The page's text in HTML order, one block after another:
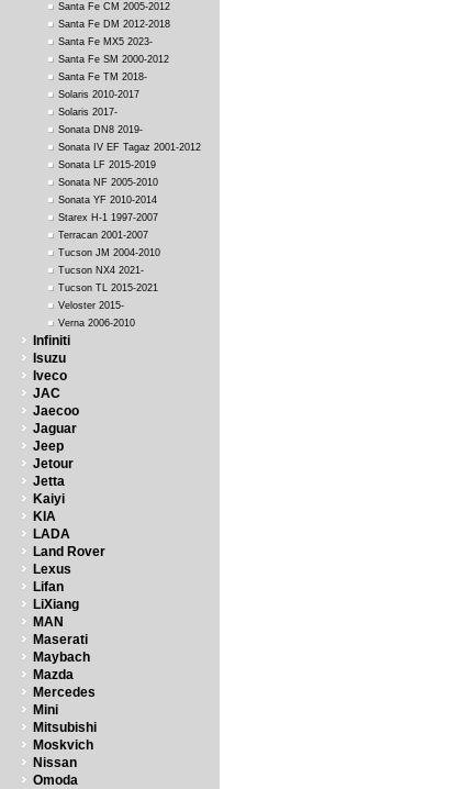
Santa Fe CM 2005-2012
Santa Fe DM 2012-2018
Santa Fe MX5 2023-
Santa Fe SM 2000-2012
Santa Fe TM 2018-
Solaris 2010-2017
Solaris 2017-
Sonata DN8 2019-
Sonata IV EF Tagaz 2001-2012
Sonata LF 2015-2019
Sonata NF 2005-2010
Sonata YF 2010-2014
Starex H-1 1997-2007
Terracan 2001-2007
Tucson JM 2004-2010
Tucson NX4 2021-
Tucson TL 2015-2021
Veloster 2015-
Verna 2006-2010
Infiniti
Isuzu
Iveco
JAC
Jaecoo
Jaguar
Jeep
Jetour
Jetta
Kaiyi
KIA
LADA
Land Rover
Lexus
Lifan
LiXiang
MAN
Maserati
Maybach
Mazda
Mercedes
Mini
Mitsubishi
Moskvich
Nissan
Omoda